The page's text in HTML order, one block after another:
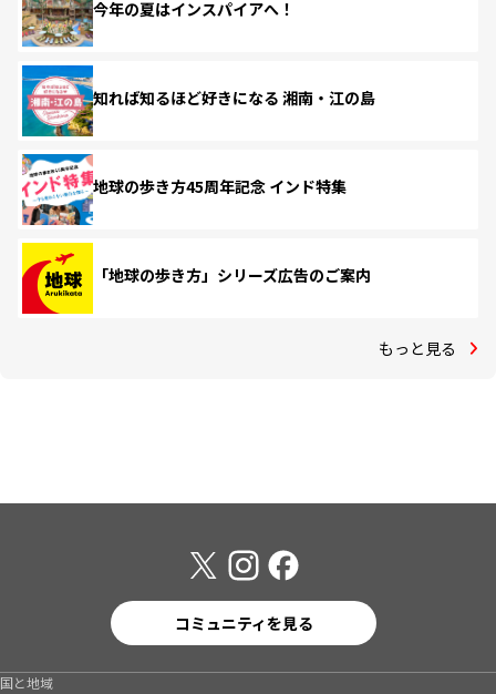
今年の夏はインスパイアへ！
知れば知るほど好きになる 湘南・江の島
地球の歩き方45周年記念 インド特集
「地球の歩き方」シリーズ広告のご案内
もっと見る
コミュニティを見る
国と地域